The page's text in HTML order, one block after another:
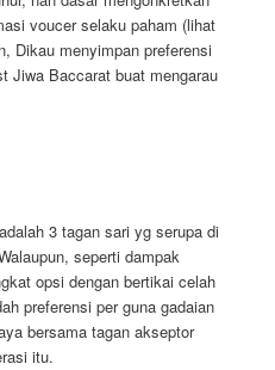
voucer selaku paham (lihat
Dikau menyimpan preferensi
Jiwa Baccarat buat mengarau
3 tagan sari yg serupa di
seperti dampak
opsi dengan bertikai celah
preferensi per guna gadaian
bersama tagan akseptor
itu.